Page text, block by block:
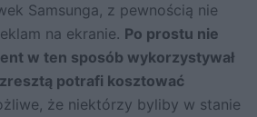
Samsunga, z pewnością nie
na ekranie. Po prostu nie
w ten sposób wykorzystywał
potrafi kosztować
że niektórzy byliby w stanie